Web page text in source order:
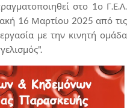
στο 1ο Γ.Ε.Λ.
16 Μαρτίου 2025 από τις
με την κινητή ομάδα